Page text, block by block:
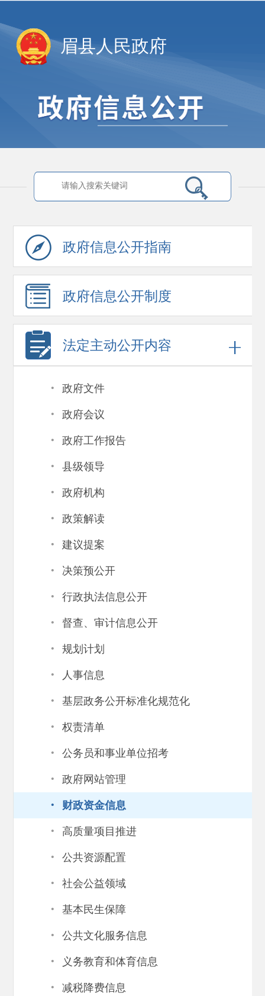
眉县人民政府
政府信息公开指南
政府信息公开制度
法定主动公开内容
· 政府文件
· 政府会议
· 政府工作报告
· 县级领导
· 政府机构
· 政策解读
· 建议提案
· 决策预公开
· 行政执法信息公开
· 督查、审计信息公开
· 规划计划
· 人事信息
· 基层政务公开标准化规范化
· 权责清单
· 公务员和事业单位招考
· 政府网站管理
· 财政资金信息
· 高质量项目推进
· 公共资源配置
· 社会公益领域
· 基本民生保障
· 公共文化服务信息
· 义务教育和体育信息
· 减税降费信息